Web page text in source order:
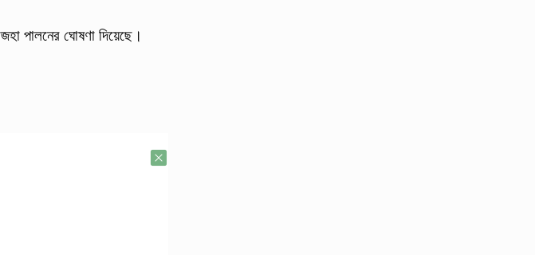
পালনের ঘোষণা দিয়েছে।